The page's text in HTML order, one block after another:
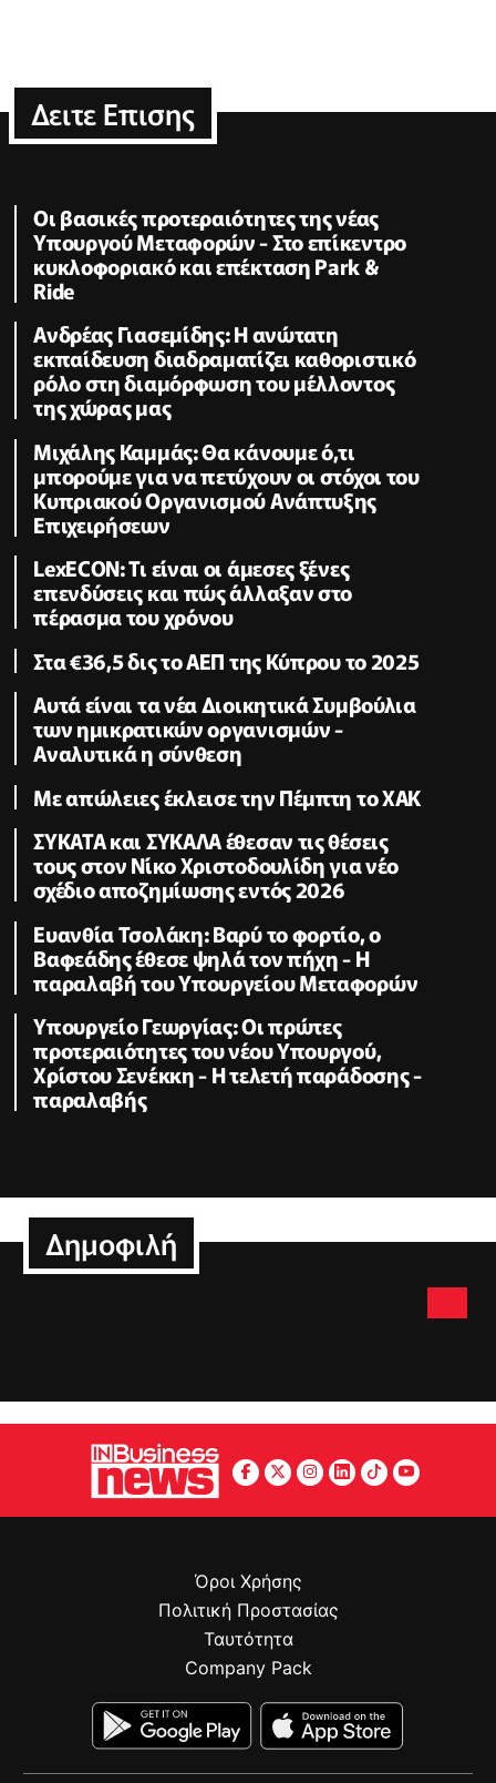
Δειτε Επισης
Οι βασικές προτεραιότητες της νέας
Υπουργού Μεταφορών - Στο επίκεντρο
κυκλοφοριακό και επέκταση Park &
Ride
Ανδρέας Γιασεμίδης: Η ανώτατη
εκπαίδευση διαδραματίζει καθοριστικό
ρόλο στη διαμόρφωση του μέλλοντος
της χώρας μας
Μιχάλης Καμμάς: Θα κάνουμε ό,τι
μπορούμε για να πετύχουν οι στόχοι του
Κυπριακού Οργανισμού Ανάπτυξης
Επιχειρήσεων
LexECON: Τι είναι οι άμεσες ξένες
επενδύσεις και πώς άλλαξαν στο
πέρασμα του χρόνου
Στα €36,5 δις το ΑΕΠ της Κύπρου το 2025
Αυτά είναι τα νέα Διοικητικά Συμβούλια
των ημικρατικών οργανισμών -
Αναλυτικά η σύνθεση
Με απώλειες έκλεισε την Πέμπτη το ΧΑΚ
ΣΥΚΑΤΑ και ΣΥΚΑΛΑ έθεσαν τις θέσεις
τους στον Νίκο Χριστοδουλίδη για νέο
σχέδιο αποζημίωσης εντός 2026
Ευανθία Τσολάκη: Βαρύ το φορτίο, ο
Βαφεάδης έθεσε ψηλά τον πήχη - Η
παραλαβή του Υπουργείου Μεταφορών
Υπουργείο Γεωργίας: Οι πρώτες
προτεραιότητες του νέου Υπουργού,
Χρίστου Σενέκκη - Η τελετή παράδοσης -
παραλαβής
Δημοφιλή
Όροι Χρήσης
Πολιτική Προστασίας
Ταυτότητα
Company Pack